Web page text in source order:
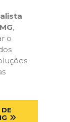
,
o